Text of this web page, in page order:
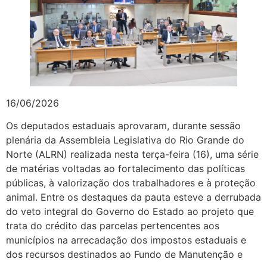
16/06/2026
Os deputados estaduais aprovaram, durante sessão
plenária da Assembleia Legislativa do Rio Grande do
Norte (ALRN) realizada nesta terça-feira (16), uma série
de matérias voltadas ao fortalecimento das políticas
públicas, à valorização dos trabalhadores e à proteção
animal. Entre os destaques da pauta esteve a derrubada
do veto integral do Governo do Estado ao projeto que
trata do crédito das parcelas pertencentes aos
municípios na arrecadação dos impostos estaduais e
dos recursos destinados ao Fundo de Manutenção e